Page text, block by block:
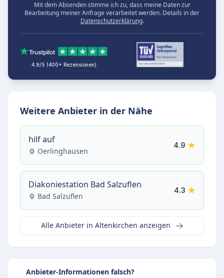
Mit dem Absenden stimme ich zu, dass meine Daten zur
Bearbeitung meiner Anfrage verarbeitet werden. Details in der
Datenschutzerklärung.
4.9/5 (400+ Rezensionen)
Weitere Anbieter in der Nähe
hilf auf
Oerlinghausen
4.9
Diakoniestation Bad Salzuflen
Bad Salzuflen
4.3
Alle Anbieter in Altenkirchen anzeigen
Anbieter-Informationen falsch?